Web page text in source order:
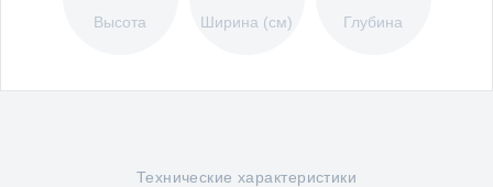
Высота Ширина (см) Глубина
Технические характеристики